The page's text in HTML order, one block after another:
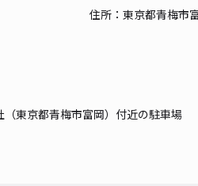
住所：東京都青梅市
（東京都青梅市富岡）付近の駐車場